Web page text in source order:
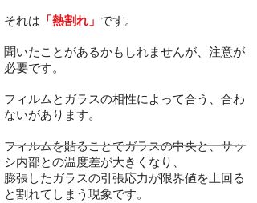
それは 「熱割れ」 です。
聞いたことがあるかもしれませんが、注意が
必要です。
フィルムとガラスの相性によって合う、合わ
ないがあります。
フィルムを貼ることでガラスの中央と、サッ
シ内部との温度差が大きくなり、
膨張したガラスの引張応力が限界値を上回る
と割れてしまう現象です。